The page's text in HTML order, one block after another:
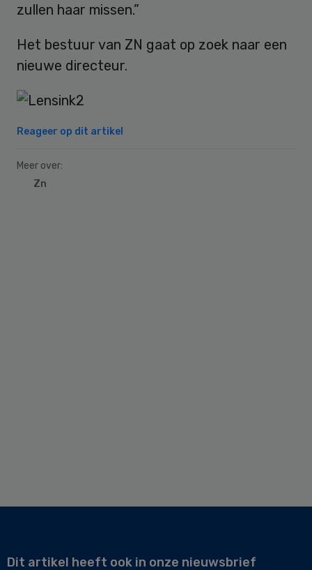
zullen haar missen.”
Het bestuur van ZN gaat op zoek naar een
nieuwe directeur.
Reageer op dit artikel
Meer over:
Zn
Dit artikel heeft ook in onze nieuwsbrief